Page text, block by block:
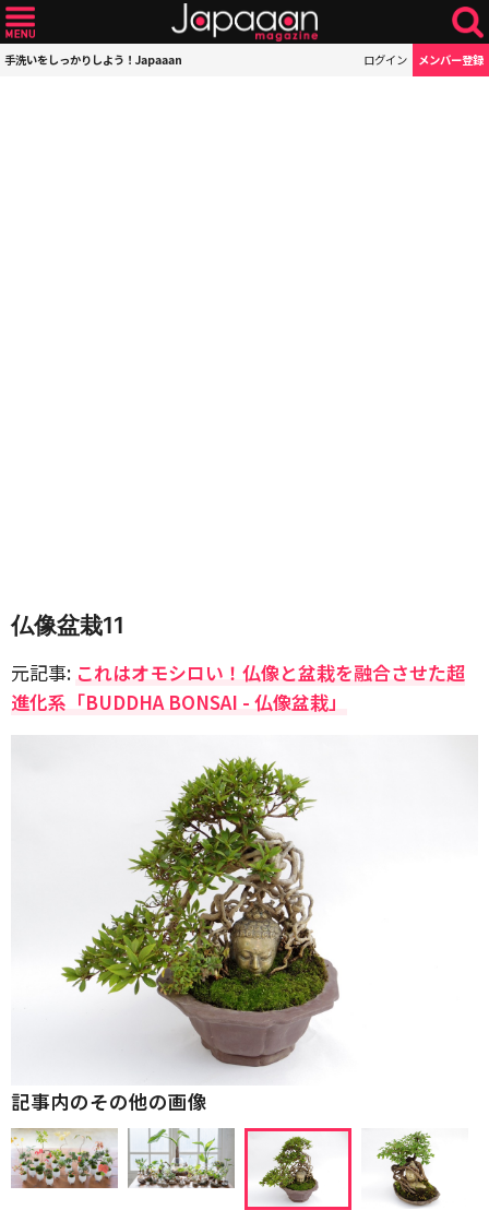
手洗いをしっかりしよう！Japaaan ログイン メンバー登録
仏像盆栽11
元記事: これはオモシロい！仏像と盆栽を融合させた超
進化系「BUDDHA BONSAI - 仏像盆栽」
記事内のその他の画像